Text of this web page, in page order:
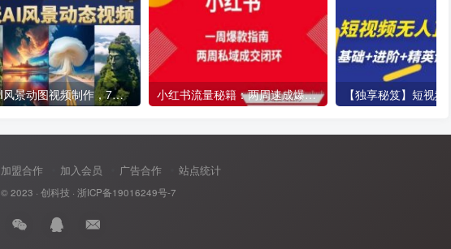
云天AI风景动图视频制作，7天涨粉10万，星图广告变现1万 小红书流量秘籍：两周速成爆款笔记，解锁免费流量池
加盟合作 加入会员 广告合作 站点统计
© 2023 · 创科技 · 浙ICP备19016249号-7